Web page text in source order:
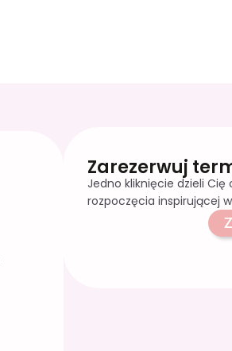
Zarezerwuj
Jedno kliknięcie dzieli Cię
rozpoczęcia inspirującej